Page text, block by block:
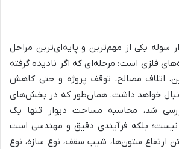
سوله یکی از مهم‌ترین و پایه‌ای‌ترین مراحل
فلزی است؛ مرحله‌ای که اگر نادیده گرفته
اتلاف مصالح، توقف پروژه و حتی کاهش
خواهد داشت. همان‌طور که در بخش‌های
شد، محاسبه مساحت دیوار تنها یک
بلکه فرآیندی دقیق و مهندسی است
ارتفاع ستون‌ها، شیب سقف، نوع سازه، نوع